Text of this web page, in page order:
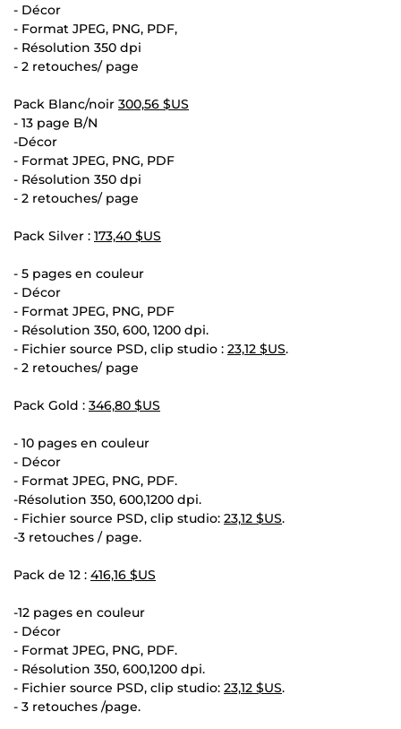
- Décor
- Format JPEG, PNG, PDF,
- Résolution 350 dpi
- 2 retouches/ page
Pack Blanc/noir 300,56 $US
- 13 page B/N
-Décor
- Format JPEG, PNG, PDF
- Résolution 350 dpi
- 2 retouches/ page
Pack Silver : 173,40 $US
- 5 pages en couleur
- Décor
- Format JPEG, PNG, PDF
- Résolution 350, 600, 1200 dpi.
- Fichier source PSD, clip studio : 23,12 $US.
- 2 retouches/ page
Pack Gold : 346,80 $US
- 10 pages en couleur
- Décor
- Format JPEG, PNG, PDF.
-Résolution 350, 600,1200 dpi.
- Fichier source PSD, clip studio: 23,12 $US.
-3 retouches / page.
Pack de 12 : 416,16 $US
-12 pages en couleur
- Décor
- Format JPEG, PNG, PDF.
- Résolution 350, 600,1200 dpi.
- Fichier source PSD, clip studio: 23,12 $US.
- 3 retouches /page.